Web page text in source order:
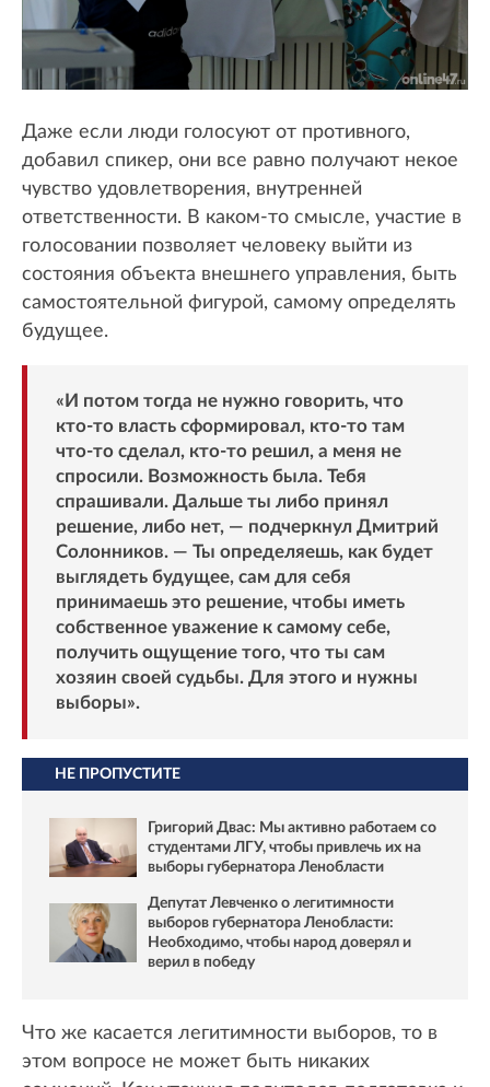
Даже если люди голосуют от противного,
добавил спикер, они все равно получают некое
чувство удовлетворения, внутренней
ответственности. В каком-то смысле, участие в
голосовании позволяет человеку выйти из
состояния объекта внешнего управления, быть
самостоятельной фигурой, самому определять
будущее.
«И потом тогда не нужно говорить, что
кто-то власть сформировал, кто-то там
что-то сделал, кто-то решил, а меня не
спросили. Возможность была. Тебя
спрашивали. Дальше ты либо принял
решение, либо нет, — подчеркнул Дмитрий
Солонников. — Ты определяешь, как будет
выглядеть будущее, сам для себя
принимаешь это решение, чтобы иметь
собственное уважение к самому себе,
получить ощущение того, что ты сам
хозяин своей судьбы. Для этого и нужны
выборы».
НЕ ПРОПУСТИТЕ
Григорий Двас: Мы активно работаем со
студентами ЛГУ, чтобы привлечь их на
выборы губернатора Ленобласти
Депутат Левченко о легитимности
выборов губернатора Ленобласти:
Необходимо, чтобы народ доверял и
верил в победу
Что же касается легитимности выборов, то в
этом вопросе не может быть никаких